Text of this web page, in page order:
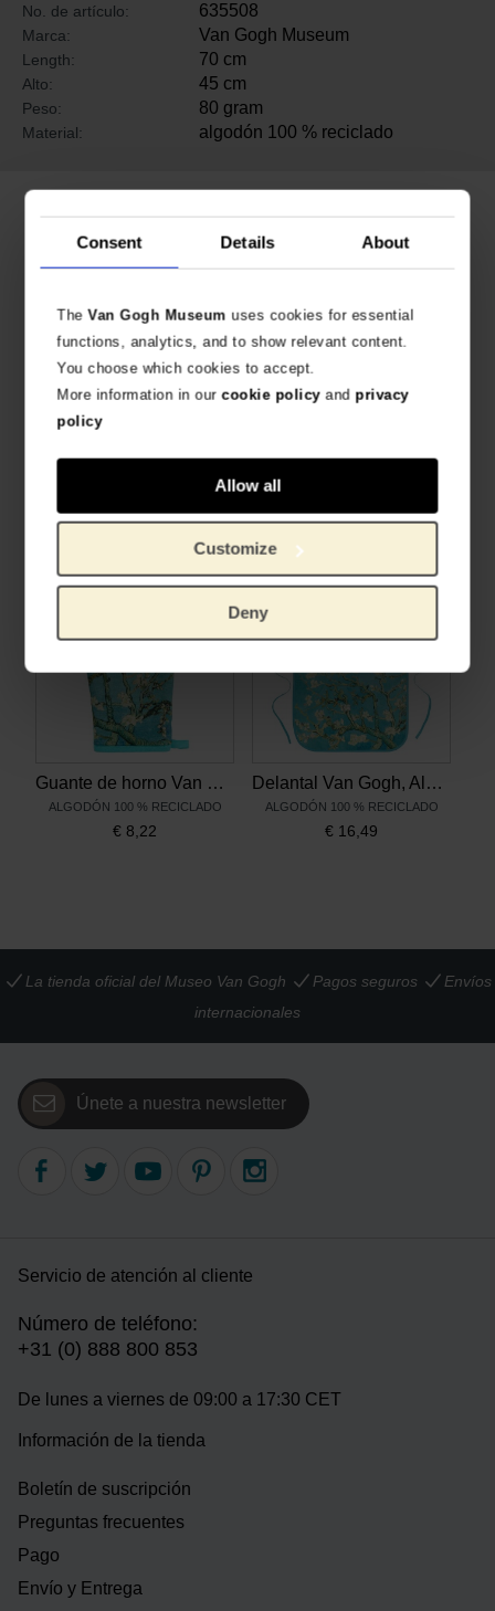
Consent Details About
TheVan Gogh Museum uses cookies for essential
functions, analytics, and to show relevant content.
You choose which cookies to accept.
More information in ourcookie policyand privacy
policy
Allow all
Customize
Deny
No. de artículo: 635508
Marca: Van Gogh Museum
Length: 70 cm
Alto: 45 cm
Peso: 80 gram
Material: algodón 100 % reciclado
Productos relacionados
€27,23 €18,14
Guante de horno Van Gogh Almendro en flor
ALGODÓN 100 % RECICLADO
€ 8,22
Delantal Van Gogh, Almendro en flor
ALGODÓN 100 % RECICLADO
€ 16,49
La tienda oficial del Museo Van Gogh Pagos seguros
Envíos
internacionales
Únete a nuestra newsletter
Servicio de atención al cliente
Número de teléfono:
+31 (0) 888 800 853
De lunes a viernes de 09:00 a 17:30 CET
Información de la tienda
Boletín de suscripción
Preguntas frecuentes
Pago
Envío y Entrega